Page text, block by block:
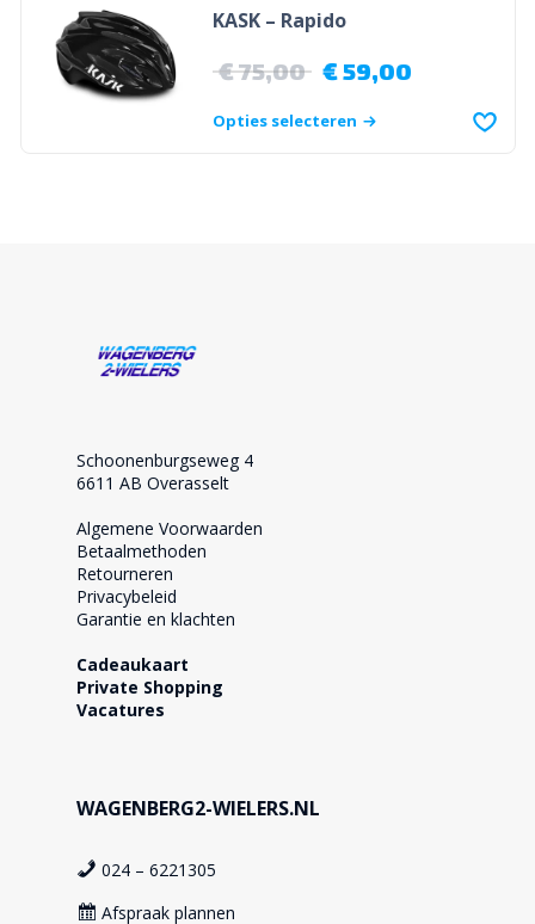
KASK – Rapido
€75,00 €59,00
Opties selecteren
Schoonenburgseweg 4
6611 AB Overasselt
Algemene Voorwaarden
Betaalmethoden
Retourneren
Privacybeleid
Garantie en klachten
Cadeaukaart
Private Shopping
Vacatures
WAGENBERG2-WIELERS.NL
024 – 6221305
Afspraak plannen